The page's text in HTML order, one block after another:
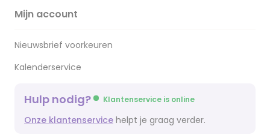
Mijn account
Nieuwsbrief voorkeuren
Kalenderservice
Hulp nodig? Klantenservice is online
Onze klantenservice helpt je graag verder.